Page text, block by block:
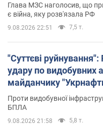
Глава МЗС наголосив, що
є війна, яку розв'язала РФ
9.08.2026 22:51 7,5 т.
"Суттєві
удару по видобувних
майданчику
Проти видобувної
БПЛА
9.08.2026 21:58 5,8 т.